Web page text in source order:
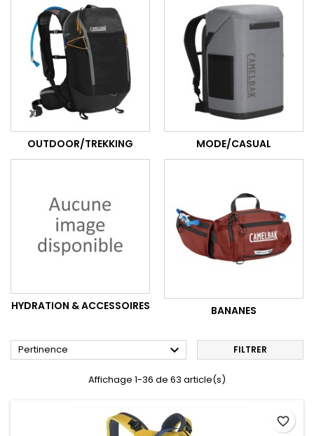
OUTDOOR/TREKKING MODE/CASUAL
HYDRATION & ACCESSOIRES BANANES
Pertinence  FILTRER
Affichage 1-36 de 63 article(s)
favorite_border